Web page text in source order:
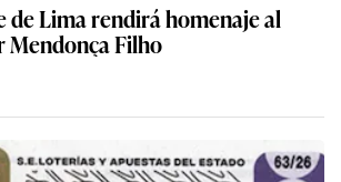
de Lima rendirá homenaje al
Mendonça Filho